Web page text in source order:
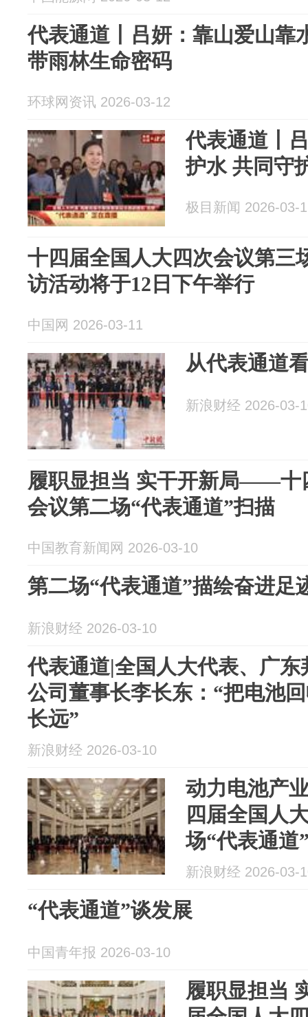
代表通道丨吕妍：靠山爱山靠
带雨林生命密码
环球网资讯 2026-03-12
代表通道丨
护水 共同守
极目新闻 2026-03-
十四届全国人大四次会议第三
访活动将于12日下午举行
中国网 2026-03-11
从代表通道
新浪财经 2026-03-
履职显担当 实干开新局——十
会议第二场“代表通道”扫描
中国教育新闻网 2026-03-10
第二场“代表通道”描绘奋进足
新浪财经 2026-03-10
代表通道|全国人大代表、广
公司董事长李长东：“把电池
长远”
新浪财经 2026-03-10
动力电池产
四届全国人
场“代表通道
新浪财经 2026-03-
“代表通道”谈发展
中国青年报 2026-03-10
履职显担当